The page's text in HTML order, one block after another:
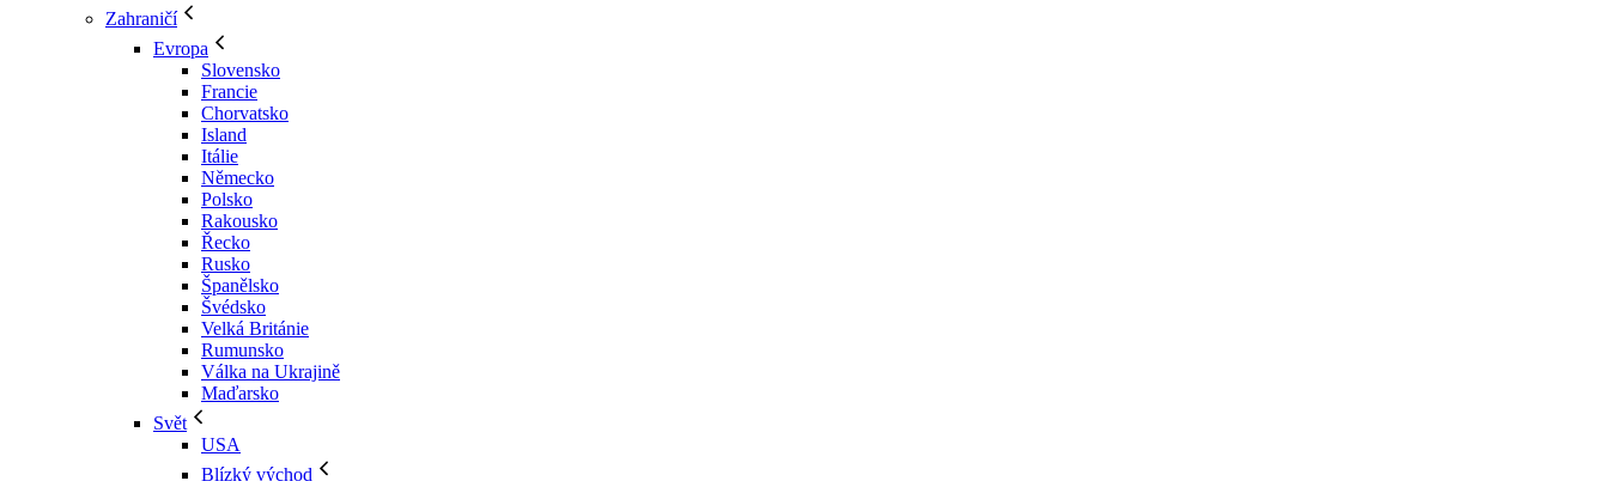
Zahraničí
Evropa
Slovensko
Francie
Chorvatsko
Island
Itálie
Německo
Polsko
Rakousko
Řecko
Rusko
Španělsko
Švédsko
Velká Británie
Rumunsko
Válka na Ukrajině
Maďarsko
Svět
USA
Blízký východ